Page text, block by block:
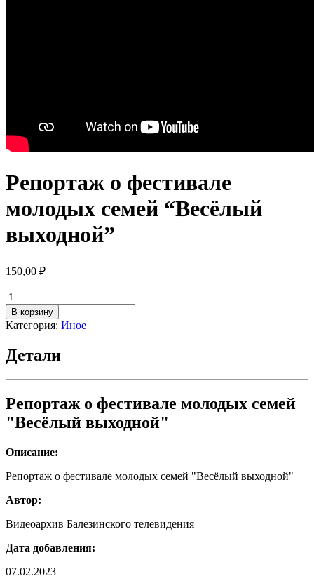
Репортаж о фестивале
молодых семей “Весёлый
выходной”
150,00 ₽
Количество
товара
Репортаж
о
молодых
"Весёлый
выходной"
В корзину
Категория: Иное
Детали
Репортаж о фестивале молодых семей
"Весёлый выходной"
Описание:
Репортаж о фестивале молодых семей "Весёлый выходной"
Автор:
Видеоархив Балезинского телевидения
Дата добавления:
07.02.2023